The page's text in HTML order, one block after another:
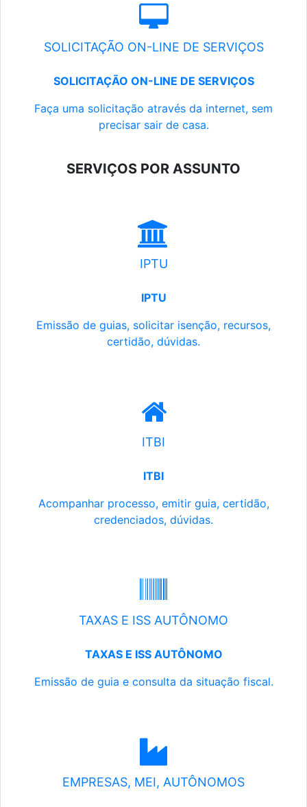
SOLICITAÇÃO ON-LINE DE SERVIÇOS
SOLICITAÇÃO ON-LINE DE SERVIÇOS
Faça uma solicitação através da internet, sem
precisar sair de casa.
SERVIÇOS POR ASSUNTO
IPTU
IPTU
Emissão de guias, solicitar isenção, recursos,
certidão, dúvidas.
ITBI
ITBI
Acompanhar processo, emitir guia, certidão,
credenciados, dúvidas.
TAXAS E ISS AUTÔNOMO
TAXAS E ISS AUTÔNOMO
Emissão de guia e consulta da situação fiscal.
EMPRESAS, MEI, AUTÔNOMOS